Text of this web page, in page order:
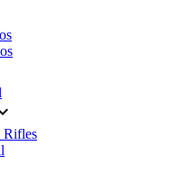
Rifles